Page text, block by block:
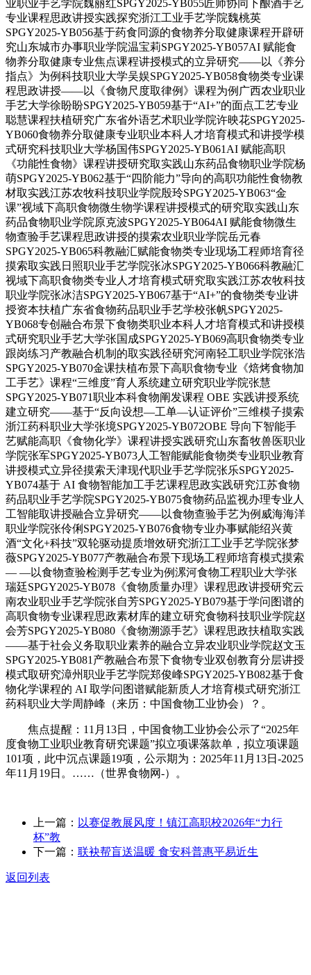
业职业手艺学院魏丽红SPGY2025-YB055匠师协同下酿酒手艺
专业课程思政讲授实践探究浙江工业手艺学院魏桃英
SPGY2025-YB056基于药食同源的食物养分取健康课程开辟研
究山东城市办事职业学院温宝莉SPGY2025-YB057AI 赋能食
物养分取健康专业焦点课程讲授模式的立异研究——以《养分
指点》为例科技职业大学吴娱SPGY2025-YB058食物类专业课
程思政讲授——以《食物尺度取律例》课程为例广西农业职业
手艺大学徐盼盼SPGY2025-YB059基于“AI+”的面点工艺专业
聪慧课程扶植研究广东省外语艺术职业学院许映花SPGY2025-
YB060食物养分取健康专业职业本科人才培育模式和讲授学模
式研究科技职业大学杨国伟SPGY2025-YB061AI 赋能高职
《功能性食物》课程讲授研究取实践山东药品食物职业学院杨
萌SPGY2025-YB062基于“四阶能力”导向的高职功能性食物教
材取实践江苏农牧科技职业学院殷玲SPGY2025-YB063“金
课”视域下高职食物微生物学课程讲授模式的研究取实践山东
药品食物职业学院原克波SPGY2025-YB064AI 赋能食物微生
物查验手艺课程思政讲授的摸索农业职业学院岳元春
SPGY2025-YB065科教融汇赋能食物类专业现场工程师培育径
摸索取实践日照职业手艺学院张冰SPGY2025-YB066科教融汇
视域下高职食物类专业人才培育模式研究取实践江苏农牧科技
职业学院张冰洁SPGY2025-YB067基于“AI+”的食物类专业讲
授资本扶植广东省食物药品职业手艺学校张帆SPGY2025-
YB068专创融合布景下食物类职业本科人才培育模式和讲授模
式研究职业手艺大学张国成SPGY2025-YB069高职食物类专业
跟岗练习产教融合机制的取实践径研究河南轻工职业学院张浩
SPGY2025-YB070金课扶植布景下高职食物专业《焙烤食物加
工手艺》课程“三维度”育人系统建立研究职业学院张慧
SPGY2025-YB071职业本科食物阐发课程 OBE 实践讲授系统
建立研究——基于“反向设想—工单—认证评价”三维模子摸索
浙江药科职业大学张境SPGY2025-YB072OBE 导向下智能手
艺赋能高职《食物化学》课程讲授实践研究山东畜牧兽医职业
学院张军SPGY2025-YB073人工智能赋能食物类专业职业教育
讲授模式立异径摸索天津现代职业手艺学院张乐SPGY2025-
YB074基于 AI 食物智能加工手艺课程思政实践研究江苏食物
药品职业手艺学院SPGY2025-YB075食物药品监视办理专业人
工智能取讲授融合立异研究——以食物查验手艺为例威海海洋
职业学院张伶俐SPGY2025-YB076食物专业办事赋能绍兴黄
酒“文化+科技”双轮驱动提质增效研究浙江工业手艺学院张梦
薇SPGY2025-YB077产教融合布景下现场工程师培育模式摸索
— —以食物查验检测手艺专业为例漯河食物工程职业大学张
瑞廷SPGY2025-YB078《食物质量办理》课程思政讲授研究云
南农业职业手艺学院张自芳SPGY2025-YB079基于学问图谱的
高职食物专业课程思政素材库的建立研究食物科技职业学院赵
会芳SPGY2025-YB080《食物溯源手艺》课程思政扶植取实践
——基于社会义务取职业素养的融合立异农业职业学院赵文玉
SPGY2025-YB081产教融合布景下食物专业双创教育分层讲授
模式取研究漳州职业手艺学院郑俊峰SPGY2025-YB082基于食
物化学课程的 AI 取学问图谱赋能新质人才培育模式研究浙江
药科职业大学周静峰（来历：中国食物工业协会）？。
焦点提醒：11月13日，中国食物工业协会公示了“2025年
度食物工业职业教育研究课题”拟立项课落款单，拟立项课题
101项，此中沉点课题19项，公示期为：2025年11月13日-2025
年11月19日。……（世界食物网-）。
上一篇： 以赛促教展风度！镇江高职校2026年“力行
杯”教
下一篇： 联袂帮盲送温暖 食安科普惠平易近生
返回列表